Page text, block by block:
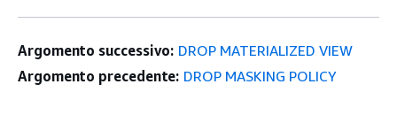
Argomento successivo: DROP MATERIALIZED VIEW
Argomento precedente: DROP MASKING POLICY